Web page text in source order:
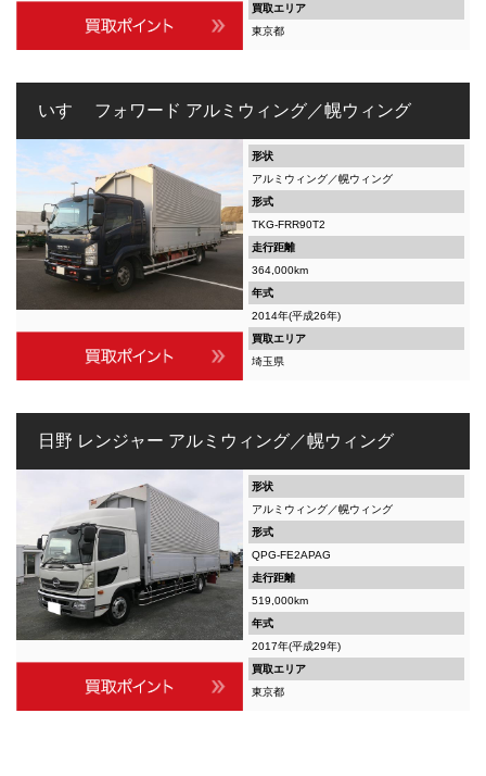
買取エリア
東京都
いすゞ フォワード アルミウィング／幌ウィング
形状
アルミウィング／幌ウィング
形式
TKG-FRR90T2
走行距離
364,000km
年式
2014年(平成26年)
買取エリア
埼玉県
日野 レンジャー アルミウィング／幌ウィング
形状
アルミウィング／幌ウィング
形式
QPG-FE2APAG
走行距離
519,000km
年式
2017年(平成29年)
買取エリア
東京都